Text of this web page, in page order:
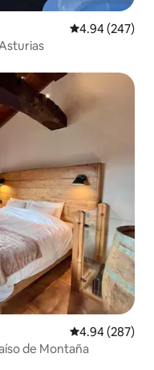
Calificación
4.94 (247)
Calificación
4.94 (287)
de Montaña